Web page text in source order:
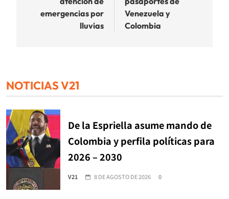
emergencias por
lluvias
Venezuela y
Colombia
NOTICIAS V21
De la Espriella asume mando de
Colombia y perfila políticas para
2026 – 2030
V21 8 DE AGOSTO DE 2026 0